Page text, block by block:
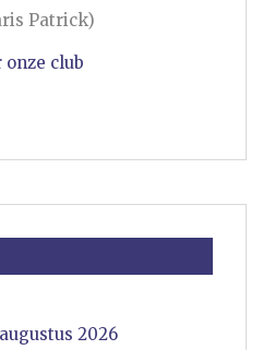
Patrick)
club
2026